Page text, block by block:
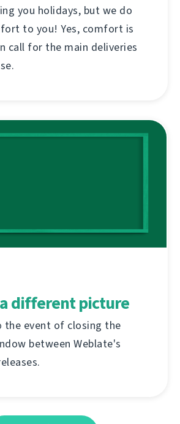
you holidays, but we do
to you! Yes, comfort is
call for the main deliveries
different picture
the event of closing the
between Weblate's